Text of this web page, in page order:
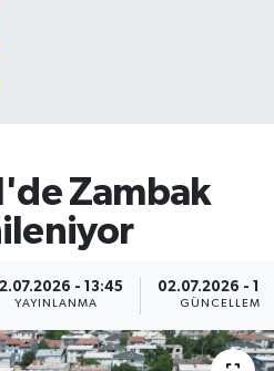
Zambak
- 13:45
YAYINLANMA
02.07.2026 -
GÜNCELLEME